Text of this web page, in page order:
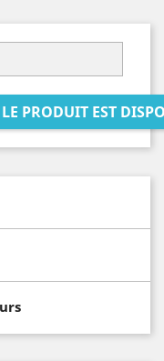
PRODUIT EST